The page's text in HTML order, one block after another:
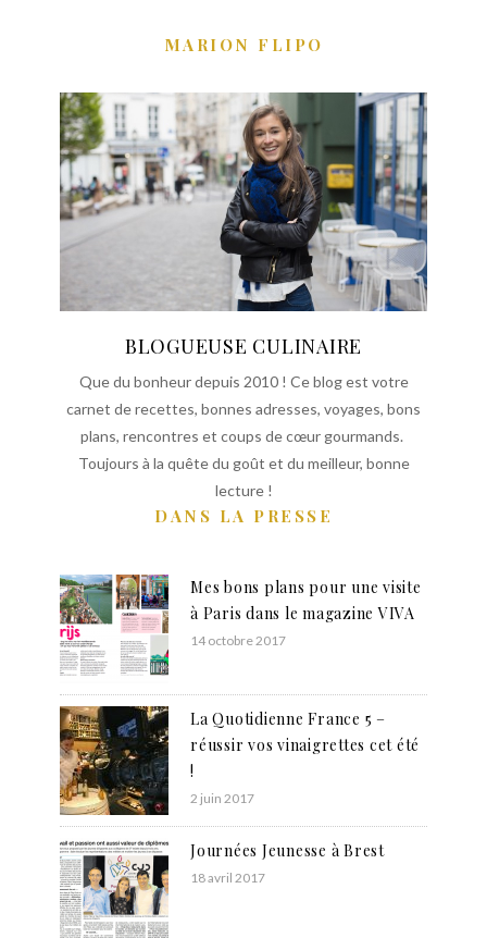
MARION FLIPO
BLOGUEUSE CULINAIRE
Que du bonheur depuis 2010 ! Ce blog est votre
carnet de recettes, bonnes adresses, voyages, bons
plans, rencontres et coups de cœur gourmands.
Toujours à la quête du goût et du meilleur, bonne
lecture !
DANS LA PRESSE
Mes bons plans pour une visite
à Paris dans le magazine VIVA
14 octobre 2017
La Quotidienne France 5 –
réussir vos vinaigrettes cet été
!
2 juin 2017
Journées Jeunesse à Brest
18 avril 2017